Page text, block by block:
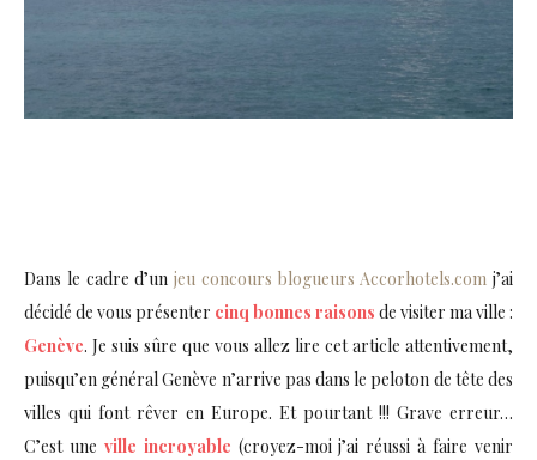
Dans le cadre d’un jeu concours blogueurs Accorhotels.com j’ai
décidé de vous présenter cinq bonnes raisons de visiter ma ville :
Genève. Je suis sûre que vous allez lire cet article attentivement,
puisqu’en général Genève n’arrive pas dans le peloton de tête des
villes qui font rêver en Europe. Et pourtant !!! Grave erreur…
C’est une ville incroyable (croyez-moi j’ai réussi à faire venir